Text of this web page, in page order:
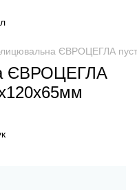
ЄВРОЦЕГЛА
ЄВРОЦЕГЛА